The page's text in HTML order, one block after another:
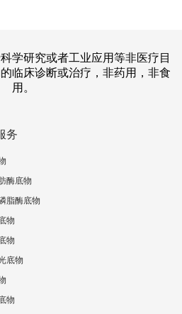
学研究或者工业应用等非医疗目
临床诊断或治疗，非药用，非食
用。
务
酶底物
脂酶底物
物
物
底物
物